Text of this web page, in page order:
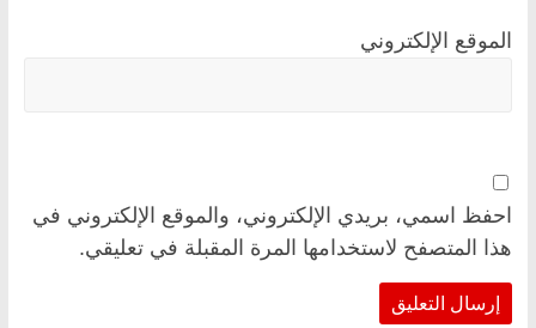
الموقع الإلكتروني
احفظ اسمي، بريدي الإلكتروني، والموقع الإلكتروني في
هذا المتصفح لاستخدامها المرة المقبلة في تعليقي.